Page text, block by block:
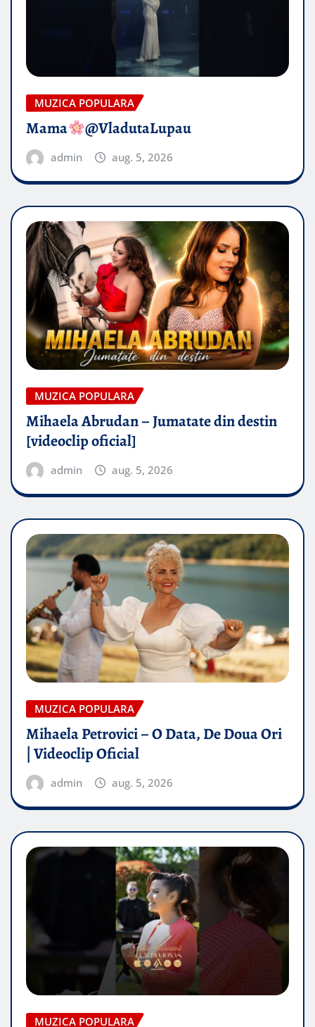
MUZICA POPULARA
Mama @VladutaLupau
admin aug. 5, 2026
MUZICA POPULARA
Mihaela Abrudan – Jumatate din destin
[videoclip oficial]
admin aug. 5, 2026
MUZICA POPULARA
Mihaela Petrovici – O Data, De Doua Ori
| Videoclip Oficial
admin aug. 5, 2026
MUZICA POPULARA